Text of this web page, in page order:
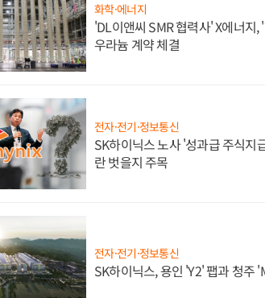
화학·에너지
'DL이앤씨 SMR 협력사' X에너지
우라늄 계약 체결
전자·전기·정보통신
SK하이닉스 노사 '성과급 주식지
란 벗을지 주목
전자·전기·정보통신
SK하이닉스, 용인 'Y2' 팹과 청주